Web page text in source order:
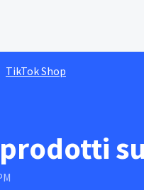
TikTok Shop